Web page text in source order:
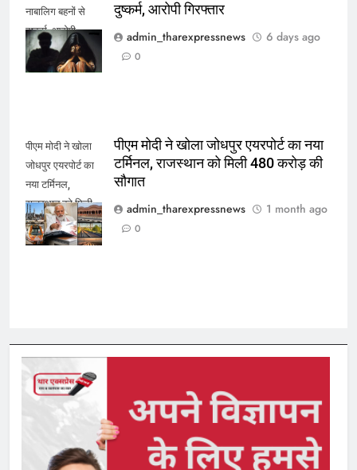
नाबालिग बहनों से
दुष्कर्म, आरोपी
गिरफ्तार
दुष्कर्म, आरोपी गिरफ्तार
admin_tharexpressnews
6 days ago
0
पीएम मोदी ने खोला
जोधपुर एयरपोर्ट का
नया टर्मिनल,
राजस्थान को मिली
480 करोड़ की
सौगात
पीएम मोदी ने खोला जोधपुर एयरपोर्ट का नया
टर्मिनल, राजस्थान को मिली 480 करोड़ की
सौगात
admin_tharexpressnews
1 month ago
0